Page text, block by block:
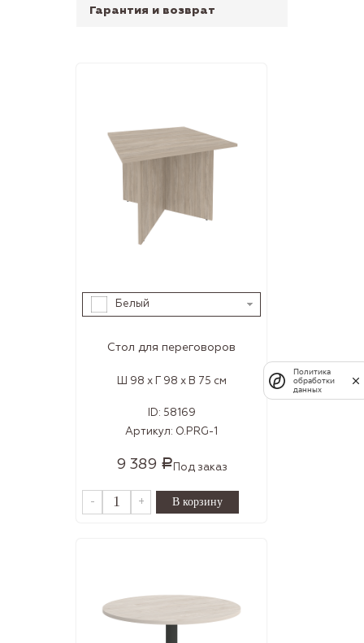
Гарантия и возврат
Белый
Стол для переговоров
Ш 98 x Г 98 x В 75 см
ID: 58169
Артикул: O.PRG-1
9 389 Р Под заказ
- +
Политика
обработки
данных